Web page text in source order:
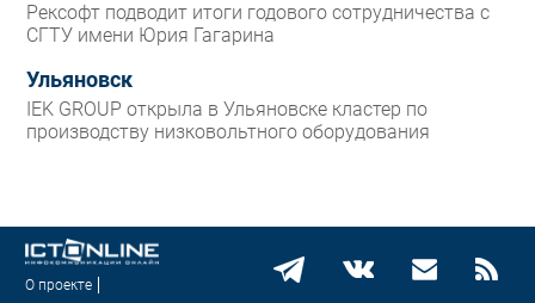
Рексофт подводит итоги годового сотрудничества с
СГТУ имени Юрия Гагарина
Ульяновск
IEK GROUP открыла в Ульяновске кластер по
производству низковольтного оборудования
О проекте